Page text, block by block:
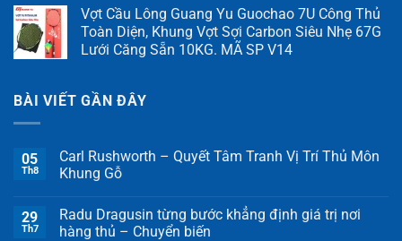
Vợt Cầu Lông Guang Yu Guochao 7U Công Thủ
Toàn Diện, Khung Vợt Sợi Carbon Siêu Nhẹ 67G
Lưới Căng Sẵn 10KG. MÃ SP V14
BÀI VIẾT GẦN ĐÂY
05
Th8
Carl Rushworth – Quyết Tâm Tranh Vị Trí Thủ Môn
Khung Gỗ
29
Th7
Radu Dragusin từng bước khẳng định giá trị nơi
hàng thủ – Chuyển biến